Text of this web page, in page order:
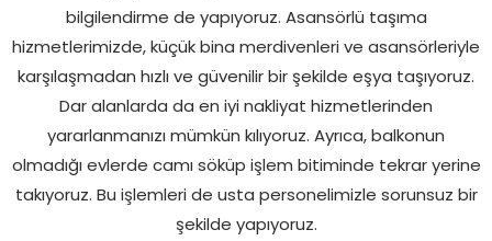
bilgilendirme de yapıyoruz. Asansörlü taşıma
hizmetlerimizde, küçük bina merdivenleri ve asansörleriyle
karşılaşmadan hızlı ve güvenilir bir şekilde eşya taşıyoruz.
Dar alanlarda da en iyi nakliyat hizmetlerinden
yararlanmanızı mümkün kılıyoruz. Ayrıca, balkonun
olmadığı evlerde camı söküp işlem bitiminde tekrar yerine
takıyoruz. Bu işlemleri de usta personelimizle sorunsuz bir
şekilde yapıyoruz.